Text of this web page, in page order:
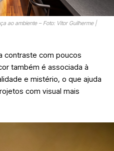
ao ambiente – Foto: Vitor Guilherme |
contraste com poucos
também é associada à
e mistério, o que ajuda
com visual mais